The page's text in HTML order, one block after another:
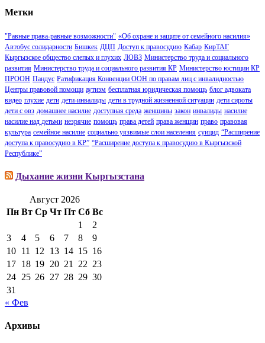
Метки
"Равные права-равные возможности" «Об охране и защите от семейного насилия»
Автобус солидарности Бишкек ДЦП Доступ к правосудию Кабар КирТАГ
Кыргызское общество слепых и глухих ЛОВЗ Министерство труда и социального
развития Министерство труда и социального развития КР Министерство юстиции КР
ПРООН Пандус Ратификация Конвенции ООН по правам лиц с инвалидностью
Центры правовой помощи аутизм бесплатная юридическая помощь блог адвоката
видео глухие дети дети-инвалиды дети в трудной жизненной ситуации дети сироты
дети с овз домашнее насилие доступная среда женщины закон инвалиды насилие
насилие над детьми незрячие помощь права детей права женщин право правовая
культура семейное насилие социально уязвимые слои населения суицид “Расширение
доступа к правосудию в КР” “Расширение доступа к правосудию в Кыргызской
Республике”
Дыхание жизни Кыргызстана
Август 2026
Пн Вт Ср Чт Пт Сб Вс
1
2
3
4 5 6 7 8
9
10 11 12 13 14 15 16
17 18 19 20 21 22 23
24 25 26 27 28 29 30
31
« Фев
Архивы